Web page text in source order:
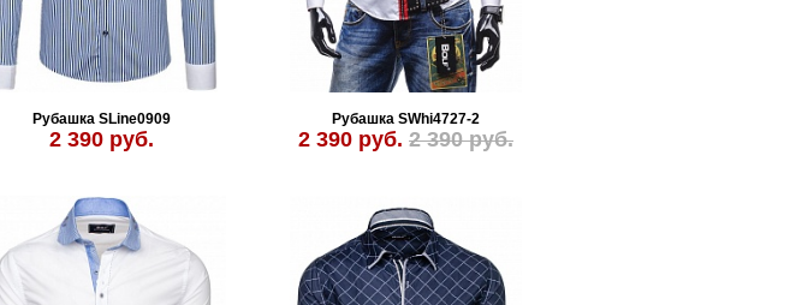
Рубашка SLine0909
2 390 руб.
Рубашка SWhi4727-2
2 390 руб. 2 390 руб.